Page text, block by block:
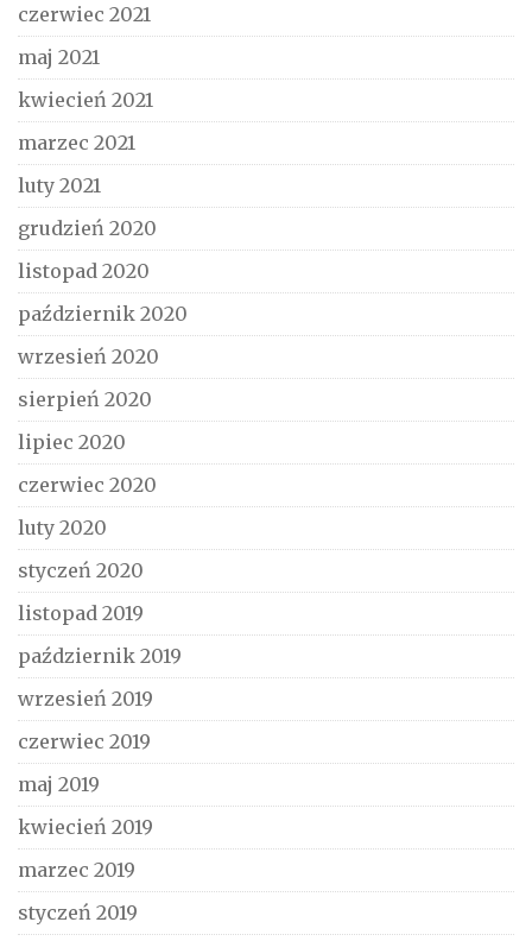
czerwiec 2021
maj 2021
kwiecień 2021
marzec 2021
luty 2021
grudzień 2020
listopad 2020
październik 2020
wrzesień 2020
sierpień 2020
lipiec 2020
czerwiec 2020
luty 2020
styczeń 2020
listopad 2019
październik 2019
wrzesień 2019
czerwiec 2019
maj 2019
kwiecień 2019
marzec 2019
styczeń 2019